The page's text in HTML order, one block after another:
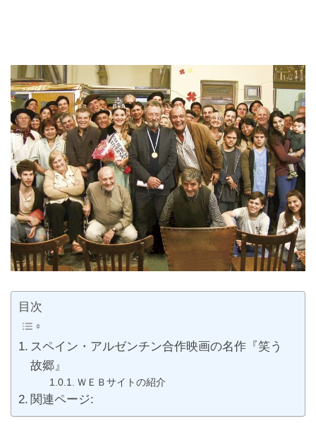
目次
スペイン・アルゼンチン合作映画の名作『笑う
故郷』
ＷＥＢサイトの紹介
関連ページ: